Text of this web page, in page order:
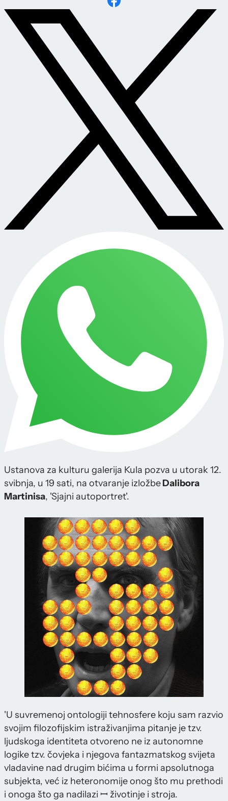
Ustanova za kulturu galerija Kula pozva u utorak 12.
svibnja, u 19 sati, na otvaranje izložbeDalibora
Martinisa, 'Sjajni autoportret'.
'U suvremenoj ontologiji tehnosfere koju sam razvio
svojim filozofijskim istraživanjima pitanje je tzv.
ljudskoga identiteta otvoreno ne iz autonomne
logike tzv. čovjeka i njegova fantazmatskog svijeta
vladavine nad drugim bićima u formi apsolutnoga
subjekta, već iz heteronomije onog što mu prethodi
i onoga što ga nadilazi ꟷ životinje i stroja.